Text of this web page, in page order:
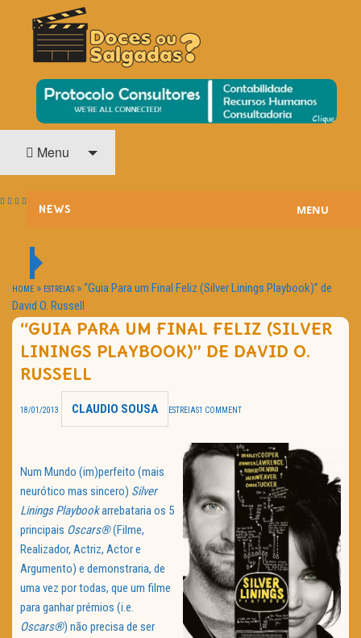
DOCES OU SALGADAS?
O Cinema? Uma Paixão!!
Menu
NEWS
PASSATEMPOS
HOME CINEMA
NOTA PESSOAL
MENU
HOME » ESTREIAS »“Guia Para um Final Feliz (Silver Linings Playbook)” de
David O. Russell
“GUIA PARA UM FINAL FELIZ (SILVER
LININGS PLAYBOOK)” DE DAVID O.
RUSSELL
18/01/2013 CLAUDIO SOUSA ESTREIAS1 COMMENT
Num Mundo (im)perfeito (mais
neurótico mas sincero) Silver
Linings Playbookarrebataria os 5
principais Oscars®(Filme,
Realizador, Actriz, Actor e
Argumento) e demonstraria, de
uma vez por todas, que um filme
para ganhar prémios (i.e.
Oscars®) não precisa de ser